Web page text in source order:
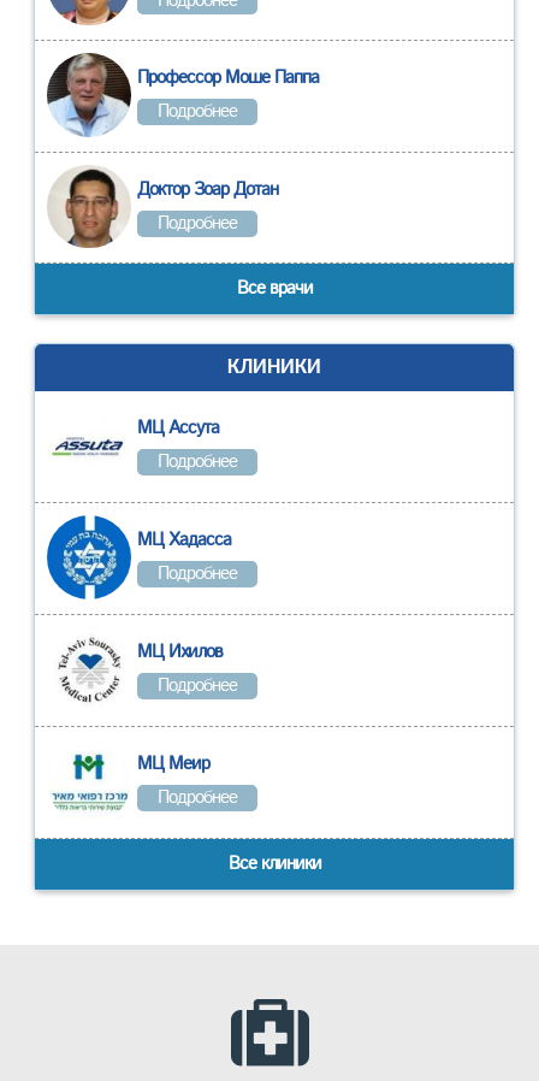
Профессор Моше Паппа
Подробнее
Доктор Зоар Дотан
Подробнее
Все врачи
КЛИНИКИ
МЦ Ассута
Подробнее
МЦ Хадасса
Подробнее
МЦ Ихилов
Подробнее
МЦ Меир
Подробнее
Все клиники